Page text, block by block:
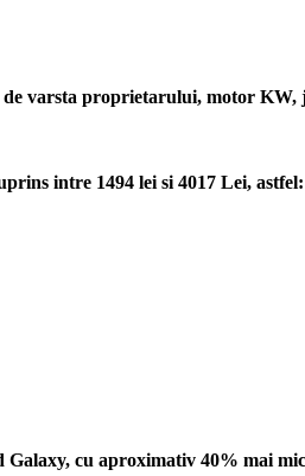
varsta proprietarului, motor KW,
intre 1494 lei si 4017 Lei, astfel:
cu aproximativ 40% mai